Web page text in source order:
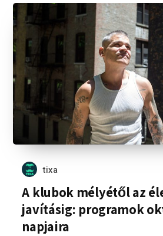
tixa
A klubok mélyétől az
javításig: programok
napjaira